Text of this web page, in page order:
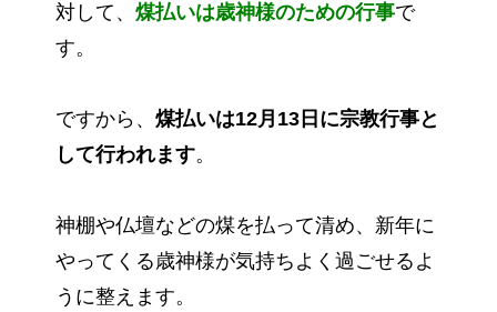
対して、 煤払いは歳神様のための行事で
す。
ですから、 煤払いは12月13日に宗教行事と
して行われます。
神棚や仏壇などの煤を払って清め、新年に
やってくる歳神様が気持ちよく過ごせるよ
うに整えます。